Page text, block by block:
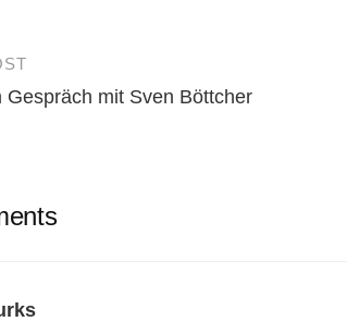
Gespräch mit Sven Böttcher